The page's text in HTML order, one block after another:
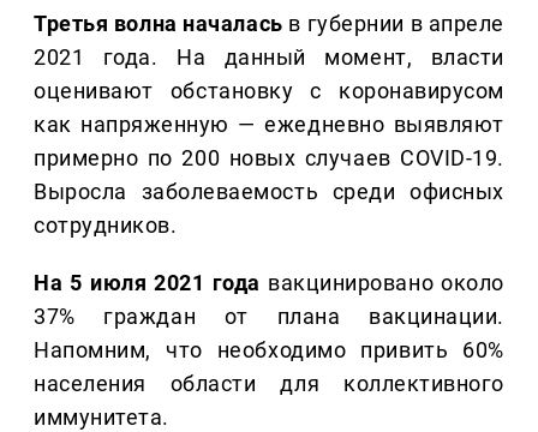
Третья волна началась в губернии в апреле
2021 года. На данный момент, власти
оценивают обстановку с коронавирусом
как напряженную — ежедневно выявляют
примерно по 200 новых случаев COVID-19.
Выросла заболеваемость среди офисных
сотрудников.
На 5 июля 2021 года вакцинировано около
37% граждан от плана вакцинации.
Напомним, что необходимо привить 60%
населения области для коллективного
иммунитета.